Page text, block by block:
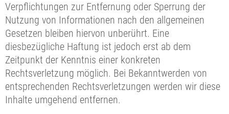
Verpflichtungen zur Entfernung oder Sperrung der
Nutzung von Informationen nach den allgemeinen
Gesetzen bleiben hiervon unberührt. Eine
diesbezügliche Haftung ist jedoch erst ab dem
Zeitpunkt der Kenntnis einer konkreten
Rechtsverletzung möglich. Bei Bekanntwerden von
entsprechenden Rechtsverletzungen werden wir diese
Inhalte umgehend entfernen.